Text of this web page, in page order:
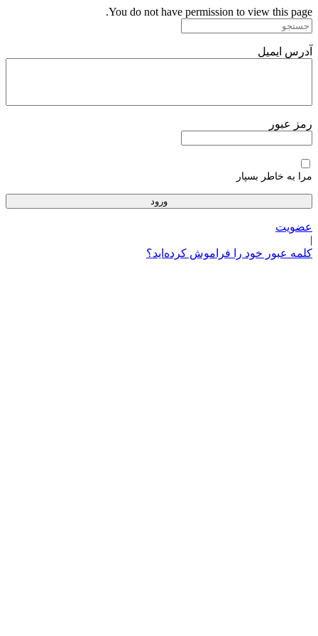
پرش
به
You do not have permission to view this page.
آدرس ایمیل
رمز عبور
مرا به خاطر بسپار
عضویت
|
کلمه عبور خود را فراموش کرده‌اید؟